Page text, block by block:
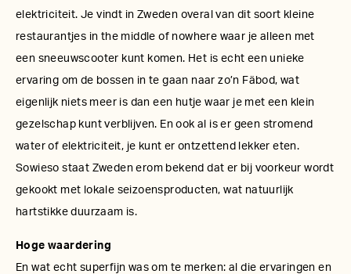
elektriciteit. Je vindt in Zweden overal van dit soort kleine
restaurantjes in the middle of nowhere waar je alleen met
een sneeuwscooter kunt komen. Het is echt een unieke
ervaring om de bossen in te gaan naar zo’n Fäbod, wat
eigenlijk niets meer is dan een hutje waar je met een klein
gezelschap kunt verblijven. En ook al is er geen stromend
water of elektriciteit, je kunt er ontzettend lekker eten.
Sowieso staat Zweden erom bekend dat er bij voorkeur wordt
gekookt met lokale seizoensproducten, wat natuurlijk
hartstikke duurzaam is.
Hoge waardering
En wat echt superfijn was om te merken: al die ervaringen en